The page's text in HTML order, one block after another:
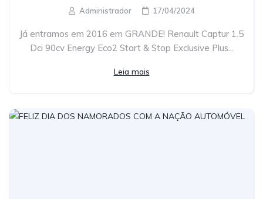
Administrador 17/04/2024
Já entramos em 2016 em GRANDE! Renault Captur 1.5
Dci 90cv Energy Eco2 Start & Stop Exclusive Plus...
Leia mais